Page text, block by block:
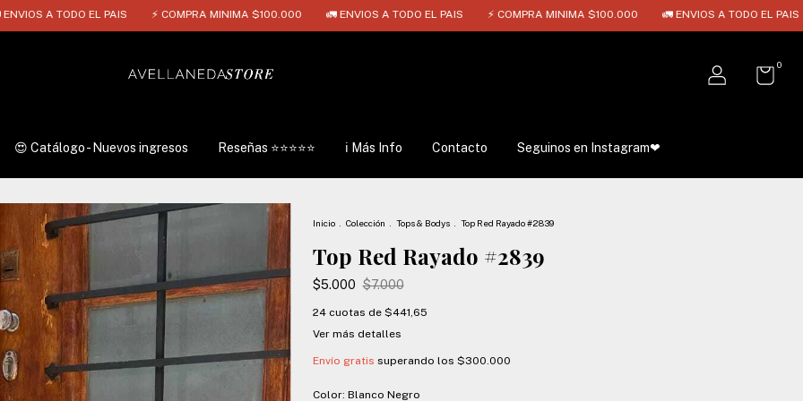
EL PAIS ⚡ COMPRA MINIMA $100.000 🚛 ENVIOS A TODO EL PAIS ⚡ COMPRA MINIMA $100.000 🚛 ENVIOS A TODO EL PAIS ⚡
0
😍 Catálogo - Nuevos ingresos Reseñas ⭐⭐⭐⭐⭐ ℹ️ Más Info Contacto Seguinos en Instagram❤
Inicio Colección Tops & Bodys Top Red Rayado #2839
Top Red Rayado #2839
$5.000 $7.000
24 cuotas de $441,65
Ver más detalles
Envío gratis superando los $300.000
Color: Blanco Negro